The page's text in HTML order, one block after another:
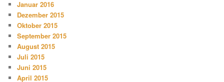
Januar 2016
Dezember 2015
Oktober 2015
September 2015
August 2015
Juli 2015
Juni 2015
April 2015